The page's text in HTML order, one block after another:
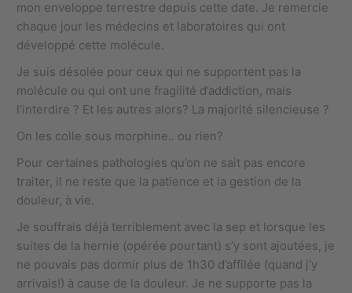
mon enveloppe terrestre depuis cette date. Je remercie
chaque jour les médecins et laboratoires qui ont
développé cette molécule.
Je suis désolée pour ceux qui ne supportent pas la
molécule ou qui ont une fragilité d’addiction, mais
l’interdire ? Et les autres alors? La majorité silencieuse ?
On les colle sous morphine.. ou rien?
Pour certaines pathologies qu’on ne sait pas encore
traiter, il ne reste que la patience et la gestion de la
douleur, à vie.
Je souffrais déjà terriblement avec la sep et lorsque les
suites de la hernie (opérée pourtant) s’y sont ajoutées, je
ne pouvais pas dormir plus de 1h30 d’affilée (quand j’y
arrivais!) à cause de la douleur. Je ne supporte pas la